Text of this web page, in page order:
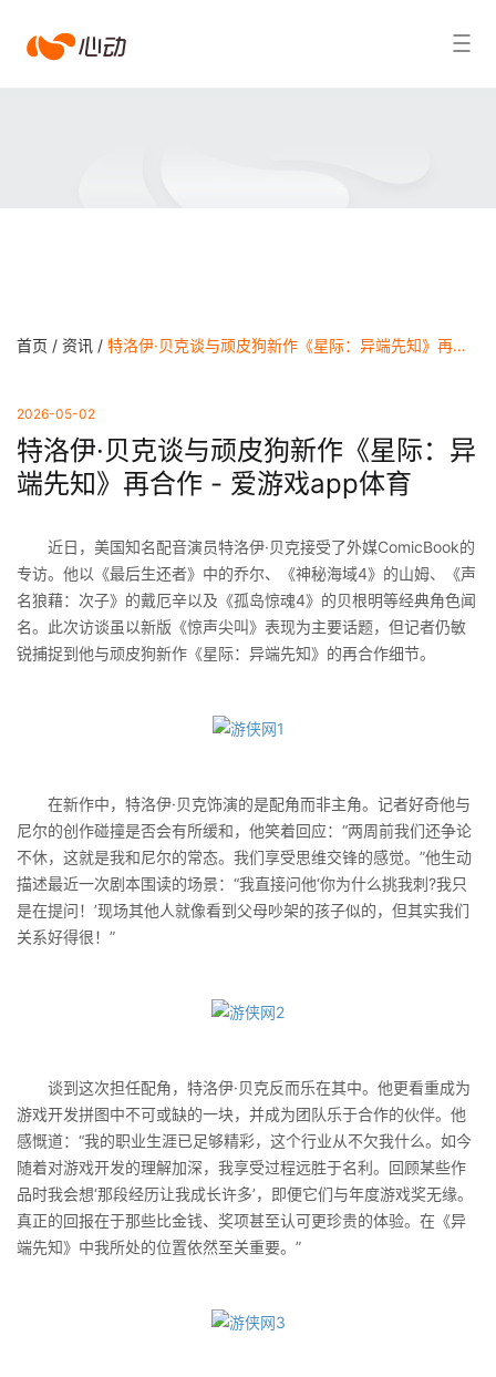
爱搜索结果
首页 / 资讯 / 特洛伊·贝克谈与顽皮狗新作《星际：异端先知》再合作 - 爱游戏app体育
2026-05-02
特洛伊·贝克谈与顽皮狗新作《星际：异
端先知》再合作 - 爱游戏app体育
近日，美国知名配音演员特洛伊·贝克接受了外媒ComicBook的
专访。他以《最后生还者》中的乔尔、《神秘海域4》的山姆、《声
名狼藉：次子》的戴厄辛以及《孤岛惊魂4》的贝根明等经典角色闻
名。此次访谈虽以新版《惊声尖叫》表现为主要话题，但记者仍敏
锐捕捉到他与顽皮狗新作《星际：异端先知》的再合作细节。
在新作中，特洛伊·贝克饰演的是配角而非主角。记者好奇他与
尼尔的创作碰撞是否会有所缓和，他笑着回应：“两周前我们还争论
不休，这就是我和尼尔的常态。我们享受思维交锋的感觉。”他生动
描述最近一次剧本围读的场景：“我直接问他‘你为什么挑我刺?我只
是在提问！’现场其他人就像看到父母吵架的孩子似的，但其实我们
关系好得很！”
谈到这次担任配角，特洛伊·贝克反而乐在其中。他更看重成为
游戏开发拼图中不可或缺的一块，并成为团队乐于合作的伙伴。他
感慨道：“我的职业生涯已足够精彩，这个行业从不欠我什么。如今
随着对游戏开发的理解加深，我享受过程远胜于名利。回顾某些作
品时我会想‘那段经历让我成长许多’，即便它们与年度游戏奖无缘。
真正的回报在于那些比金钱、奖项甚至认可更珍贵的体验。在《异
端先知》中我所处的位置依然至关重要。”